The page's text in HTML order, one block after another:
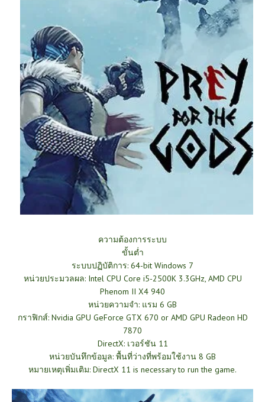
ความต้องการระบบ
ขั้นต่ำ
ระบบปฏิบัติการ: 64-bit Windows 7
หน่วยประมวลผล: Intel CPU Core i5-2500K 3.3GHz, AMD CPU
Phenom II X4 940
หน่วยความจำ: แรม 6 GB
กราฟิกส์: Nvidia GPU GeForce GTX 670 or AMD GPU Radeon HD
7870
DirectX: เวอร์ชัน 11
หน่วยบันทึกข้อมูล: พื้นที่ว่างที่พร้อมใช้งาน 8 GB
หมายเหตุเพิ่มเติม: DirectX 11 is necessary to run the game.